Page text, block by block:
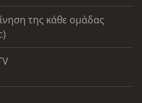
της κάθε ομάδας